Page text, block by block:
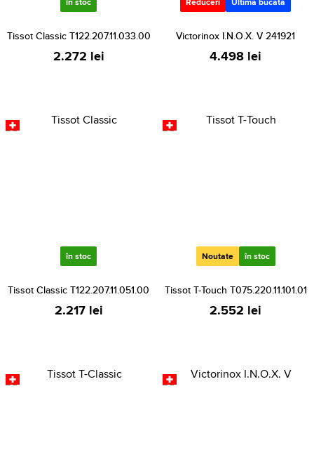
Tissot Classic T122.207.11.033.00
2.272 lei
Victorinox I.N.O.X. V 241921
4.498 lei
în stoc
Tissot Classic T122.207.11.051.00
2.217 lei
Noutate în stoc
Tissot T-Touch T075.220.11.101.01
2.552 lei